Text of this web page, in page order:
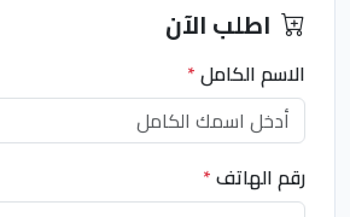
اطلب الآن
الاسم الكامل*
رقم الهاتف*